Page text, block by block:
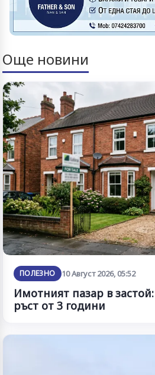
Още новини
ПОЛЕЗНО 10 Август 2026, 05:52
Имотният пазар в
ръст от 3 години